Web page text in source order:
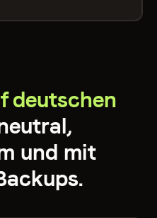
deutschen
und mit